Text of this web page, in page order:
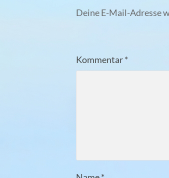
Deine E-Mail-Adresse
Kommentar*